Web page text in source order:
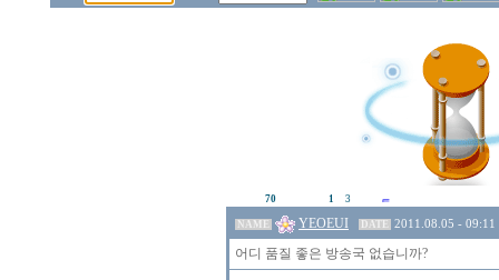
70 1 3
NAME YEOEUI DATE 2011.08.05 - 09:11
어디 품질 좋은 방송국 없습니까?